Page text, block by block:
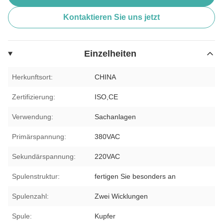
Kontaktieren Sie uns jetzt
Einzelheiten
Herkunftsort: CHINA
Zertifizierung: ISO,CE
Verwendung: Sachanlagen
Primärspannung: 380VAC
Sekundärspannung: 220VAC
Spulenstruktur: fertigen Sie besonders an
Spulenzahl: Zwei Wicklungen
Spule: Kupfer